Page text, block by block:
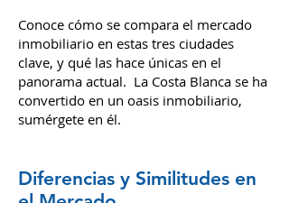
Benidorm
Conoce cómo se compara el mercado
inmobiliario en estas tres ciudades
clave, y qué las hace únicas en el
panorama actual.